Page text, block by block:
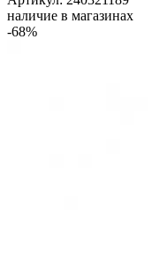
наличие в магазинах
-68%